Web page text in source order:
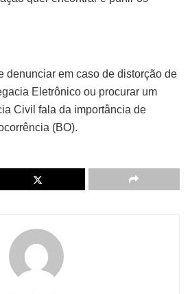
denunciar em caso de distorção de
Eletrônico ou procurar um
Civil fala da importância de
(BO).